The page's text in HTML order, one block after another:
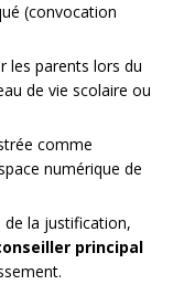
(convocation
les parents lors du
de vie scolaire ou
comme
numérique de
de la justification,
principal